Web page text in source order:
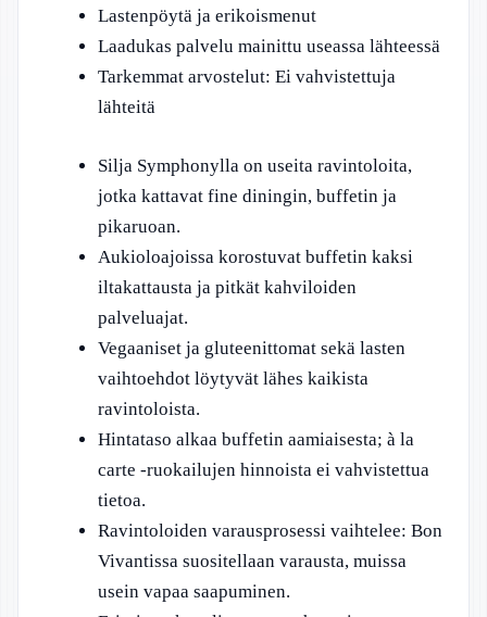
Lastenpöytä ja erikoismenut
Laadukas palvelu mainittu useassa lähteessä
Tarkemmat arvostelut: Ei vahvistettuja
lähteitä
Silja Symphonylla on useita ravintoloita,
jotka kattavat fine diningin, buffetin ja
pikaruoan.
Aukioloajoissa korostuvat buffetin kaksi
iltakattausta ja pitkät kahviloiden
palveluajat.
Vegaaniset ja gluteenittomat sekä lasten
vaihtoehdot löytyvät lähes kaikista
ravintoloista.
Hintataso alkaa buffetin aamiaisesta; à la
carte -ruokailujen hinnoista ei vahvistettua
tietoa.
Ravintoloiden varausprosessi vaihtelee: Bon
Vivantissa suositellaan varausta, muissa
usein vapaa saapuminen.